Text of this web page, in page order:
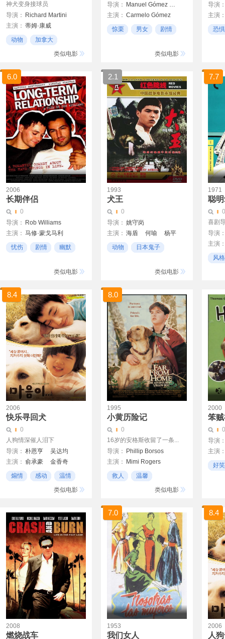
神犬变身接球员
导演：
Richard Martini
主演： 蒂姆·康威
凯文·席格斯
迪克·马丁
动物
加拿大
类似电影
导演：
Manuel Gómez Pereira
主演： Carmelo Gómez
Javier Bardem
惊栗 男女 剧情
类似电影
导演
主演
恐惧
6.0
2006
长期伴侣
0
导演：
Rob Williams
主演： 马修·蒙戈马利
Windham Beacham
忧伤 剧情 幽默
类似电影
2.1
1993
犬王
0
导演： 姚守岗
主演： 海盾 何喻
杨平
高放
温玉娟
动物
日本鬼子
类似电影
7.7
1971
聪
0
喜剧
导演
主演
风
8.4
2006
快乐寻回犬
0
人狗情深催人泪下
导演： 朴恩亨
吴达均
主演： 俞承豪
金香奇
煽情
感动
温情
类似电影
8.0
1995
小黄历险记
0
16岁的安格斯收留了一条...
导演：
Phillip Borsos
主演：
Mimi Rogers
Bruce Davison
救人
温馨
类似电影
2000
笨
0
导演
主演
Brad
好笑
2008
燃烧战车
7.0
1953
我们女人
8.4
2006
人